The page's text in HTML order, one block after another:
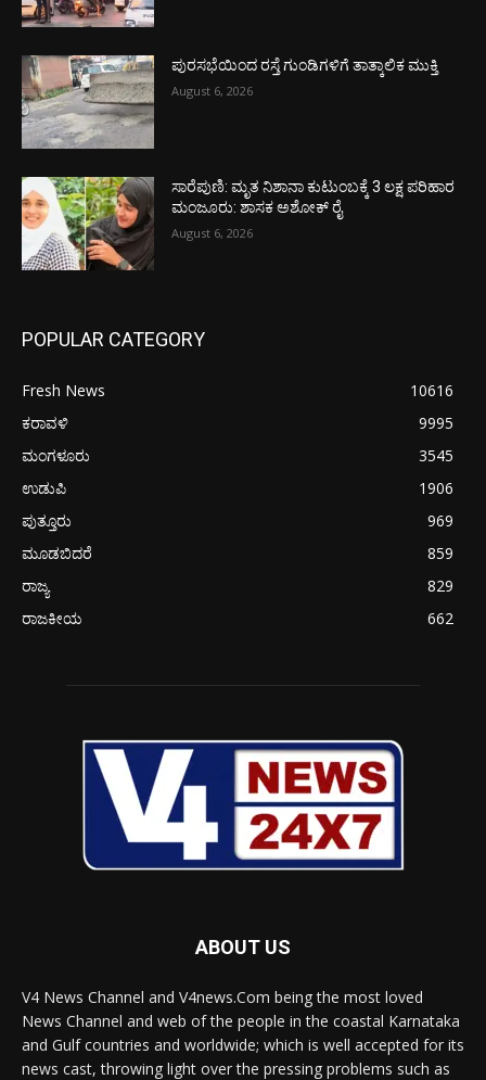
ಪುರಸಭೆಯಿಂದ ರಸ್ತೆ ಗುಂಡಿಗಳಿಗೆ ತಾತ್ಕಾಲಿಕ ಮುಕ್ತಿ
August 6, 2026
ಸಾರೆಪುಣಿ: ಮೃತ ನಿಶಾನಾ ಕುಟುಂಬಕ್ಕೆ 3 ಲಕ್ಷ ಪರಿಹಾರ
ಮಂಜೂರು: ಶಾಸಕ ಅಶೋಕ್ ರೈ
August 6, 2026
POPULAR CATEGORY
Fresh News
10616
ಕರಾವಳಿ
9995
ಮಂಗಳೂರು
3545
ಉಡುಪಿ
1906
ಪುತ್ತೂರು
969
ಮೂಡಬಿದರೆ
859
ರಾಜ್ಯ
829
ರಾಜಕೀಯ
662
ABOUT US
V4 News Channel and V4news.Com being the most loved
News Channel and web of the people in the coastal Karnataka
and Gulf countries and worldwide; which is well accepted for its
news cast, throwing light over the pressing problems such as